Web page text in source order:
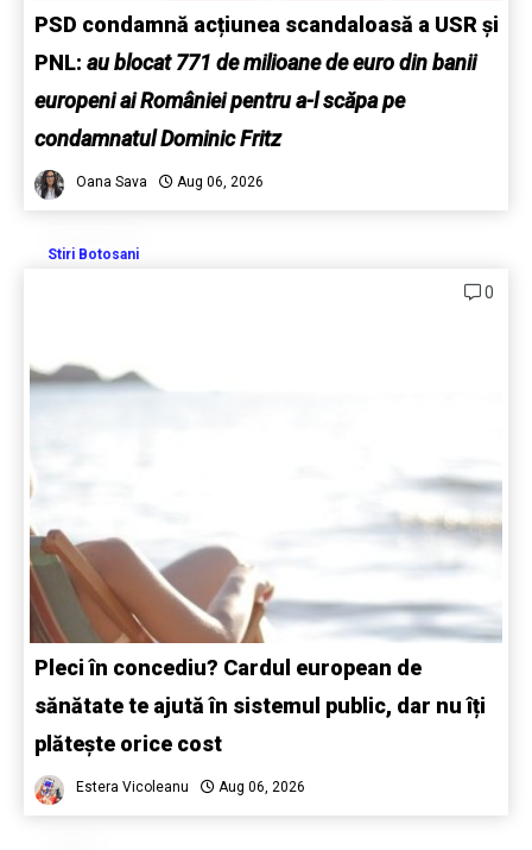
PSD condamnă acțiunea scandaloasă a USR și
PNL: au blocat 771 de milioane de euro din banii
europeni ai României pentru a-l scăpa pe
condamnatul Dominic Fritz
Oana Sava Aug 06, 2026
Stiri Botosani
0
Pleci în concediu? Cardul european de
sănătate te ajută în sistemul public, dar nu îți
plătește orice cost
Estera Vicoleanu Aug 06, 2026